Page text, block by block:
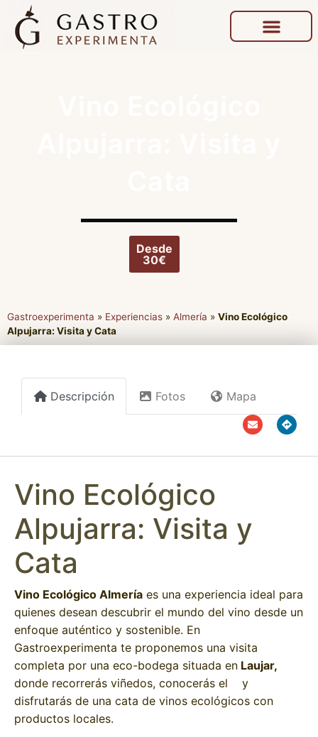
Desde
30€
Gastroexperimenta » Experiencias » Almería » Vino Ecológico
Alpujarra: Visita y Cata
Descripción Fotos Mapa
Vino Ecológico
Alpujarra: Visita y
Cata
Vino Ecológico Almería es una experiencia ideal para
quienes desean descubrir el mundo del vino desde un
enfoque auténtico y sostenible. En
Gastroexperimenta te proponemos una visita
completa por una eco-bodega situada en Laujar,
donde recorrerás viñedos, conocerás el y
disfrutarás de una cata de vinos ecológicos con
productos locales.